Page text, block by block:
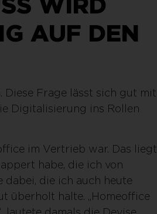
AUF DEN
Frage lässt sich gut mit
Digitalisierung ins Rollen
im Vertrieb war. Das liegt
habe, die ich von
die ich auch heute
überholt halte. „Homeoffice